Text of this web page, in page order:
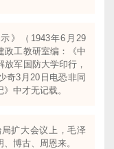
》（1943年6月29
政工教研室编：《中
军国防大学印行，
奇3月20日电恐非同
中才无记载。
扩大会议上，毛泽
博古、周恩来。